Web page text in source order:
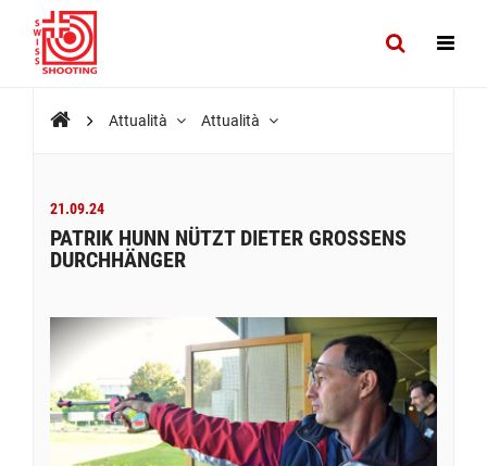
Attualità Attualità
21.09.24
PATRIK HUNN NÜTZT DIETER GROSSENS
DURCHHÄNGER